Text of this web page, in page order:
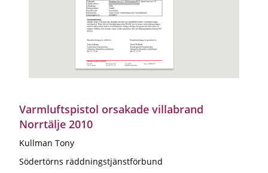
Varmluftspistol orsakade villabrand
Norrtälje 2010
Kullman Tony
Södertörns räddningstjänstförbund